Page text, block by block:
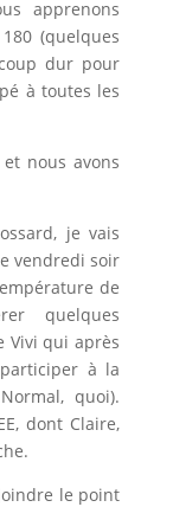
apprenons
(quelques
dur pour
à toutes les
nous avons
je vais
vendredi soir
de
quelques
Vivi qui après
à la
quoi).
dont Claire,
le point